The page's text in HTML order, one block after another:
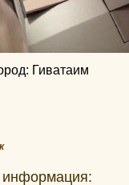
Гиватаим
информация: